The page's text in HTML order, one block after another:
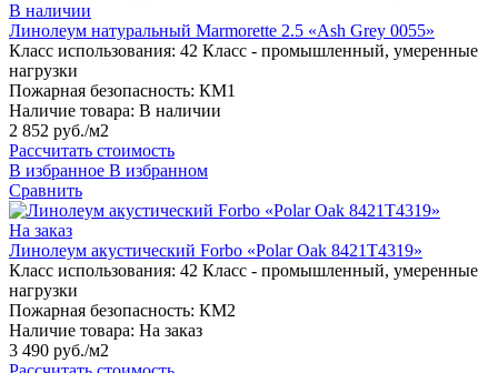
В наличии
Линолеум натуральный Marmorette 2.5 «Ash Grey 0055»
Класс использования: 42 Класс - промышленный, умеренные
нагрузки
Пожарная безопасность: КМ1
Наличие товара: В наличии
2 852 руб./м2
Рассчитать стоимость
В избранное В избранном
Сравнить
На заказ
Линолеум акустический Forbo «Polar Oak 8421T4319»
Класс использования: 42 Класс - промышленный, умеренные
нагрузки
Пожарная безопасность: КМ2
Наличие товара: На заказ
3 490 руб./м2